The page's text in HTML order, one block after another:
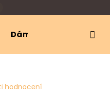
Dámské oblečení
hodnocení